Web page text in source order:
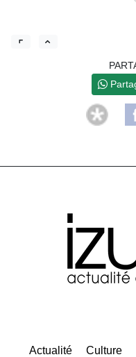
Actualité Culture